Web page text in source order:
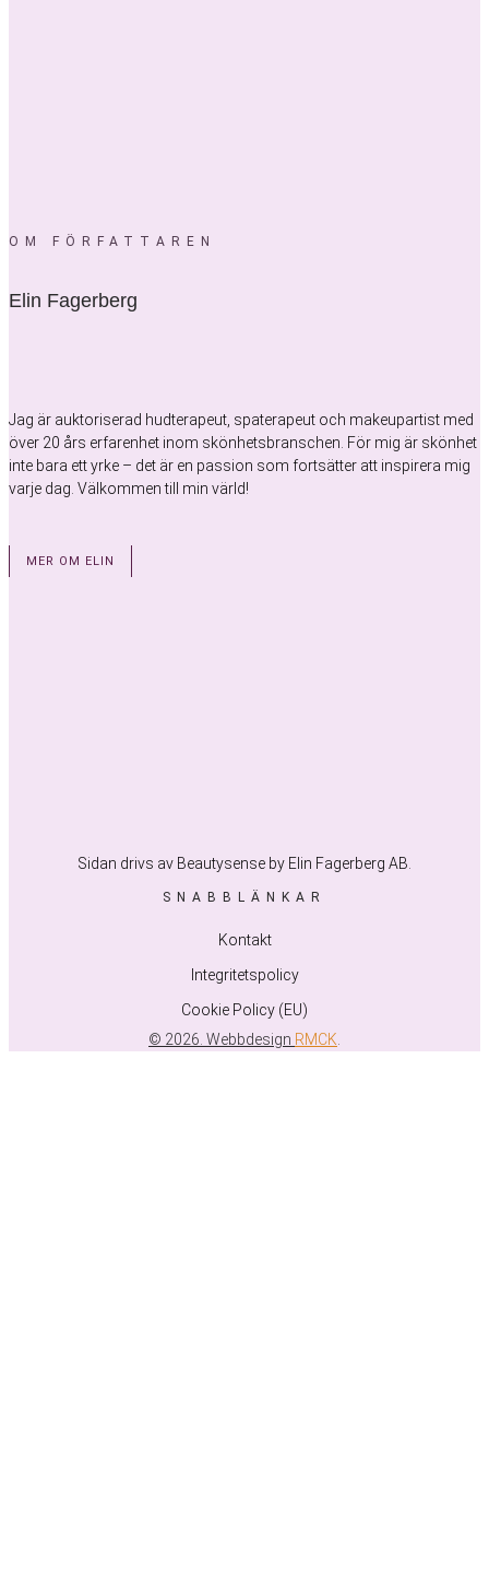
OM FÖRFATTAREN
Elin Fagerberg
Jag är auktoriserad hudterapeut, spaterapeut och makeupartist med
över 20 års erfarenhet inom skönhetsbranschen. För mig är skönhet
inte bara ett yrke – det är en passion som fortsätter att inspirera mig
varje dag. Välkommen till min värld!
MER OM ELIN
Sidan drivs av Beautysense by Elin Fagerberg AB.
SNABBLÄNKAR
Kontakt
Integritetspolicy
Cookie Policy (EU)
© 2026. Webbdesign RMCK